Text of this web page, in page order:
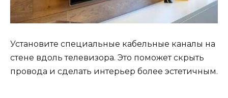
Установите специальные кабельные каналы на
стене вдоль телевизора. Это поможет скрыть
провода и сделать интерьер более эстетичным.